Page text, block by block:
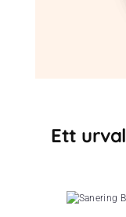
Ett